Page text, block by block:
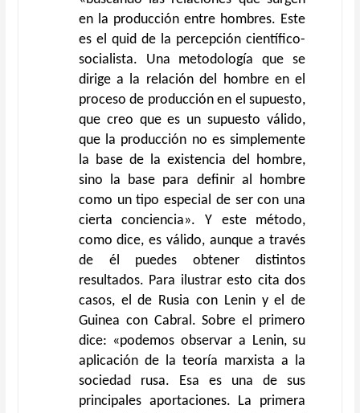
en la producción entre hombres. Este
es el quid de la percepción científico-
socialista. Una metodología que se
dirige a la relación del hombre en el
proceso de producción en el supuesto,
que creo que es un supuesto válido,
que la producción no es simplemente
la base de la existencia del hombre,
sino la base para definir al hombre
como un tipo especial de ser con una
cierta conciencia». Y este método,
como dice, es válido, aunque a través
de él puedes obtener distintos
resultados. Para ilustrar esto cita dos
casos, el de Rusia con Lenin y el de
Guinea con Cabral. Sobre el primero
dice: «podemos observar a Lenin, su
aplicación de la teoría marxista a la
sociedad rusa. Esa es una de sus
principales aportaciones. La primera